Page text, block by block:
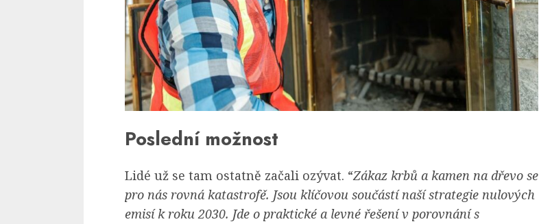
Poslední možnost
Lidé už se tam ostatně začali ozývat. “Zákaz krbů a kamen na dřevo se
pro nás rovná katastrofě. Jsou klíčovou součástí naší strategie nulových
emisí k roku 2030. Jde o praktické a levné řešení v porovnání s